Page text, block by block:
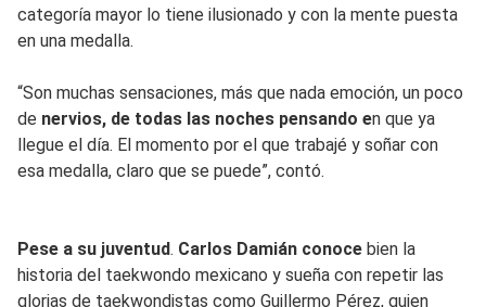
categoría mayor lo tiene ilusionado y con la mente puesta
en una medalla.
“Son muchas sensaciones, más que nada emoción, un poco
de nervios, de todas las noches pensando en que ya
llegue el día. El momento por el que trabajé y soñar con
esa medalla, claro que se puede”, contó.
Pese a su juventud. Carlos Damián conoce bien la
historia del taekwondo mexicano y sueña con repetir las
glorias de taekwondistas como Guillermo Pérez, quien